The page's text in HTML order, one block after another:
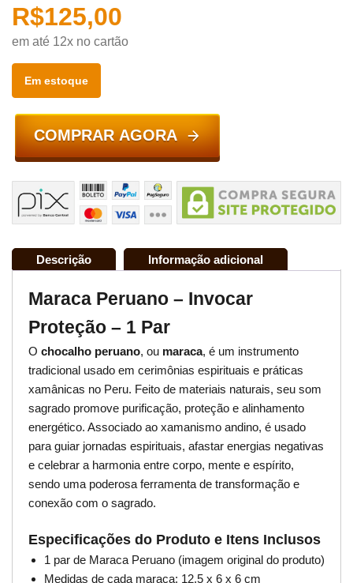
R$125,00
em até 12x no cartão
Em estoque
COMPRAR AGORA
Descrição Informação adicional
Maraca Peruano – Invocar
Proteção – 1 Par
O chocalho peruano, ou maraca, é um instrumento
tradicional usado em cerimônias espirituais e práticas
xamânicas no Peru. Feito de materiais naturais, seu som
sagrado promove purificação, proteção e alinhamento
energético. Associado ao xamanismo andino, é usado
para guiar jornadas espirituais, afastar energias negativas
e celebrar a harmonia entre corpo, mente e espírito,
sendo uma poderosa ferramenta de transformação e
conexão com o sagrado.
Especificações do Produto e Itens Inclusos
1 par de Maraca Peruano (imagem original do produto)
Medidas de cada maraca: 12.5 x 6 x 6 cm